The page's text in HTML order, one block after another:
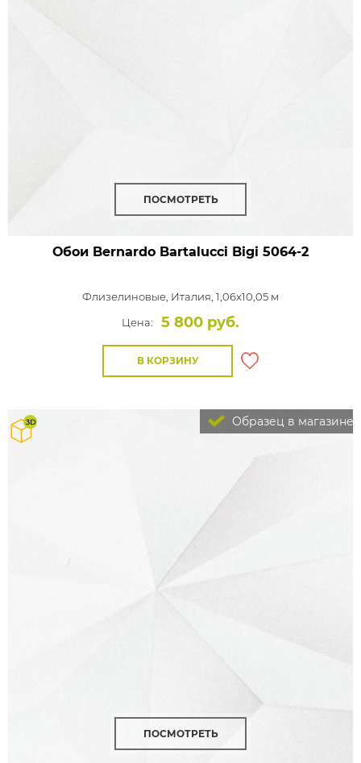
ПОСМОТРЕТЬ
Обои Bernardo Bartalucci Bigi 5064-2
Флизелиновые, Италия, 1,06x10,05 м
Цена:
5 800 руб.
В КОРЗИНУ
Образец в магазине
ПОСМОТРЕТЬ